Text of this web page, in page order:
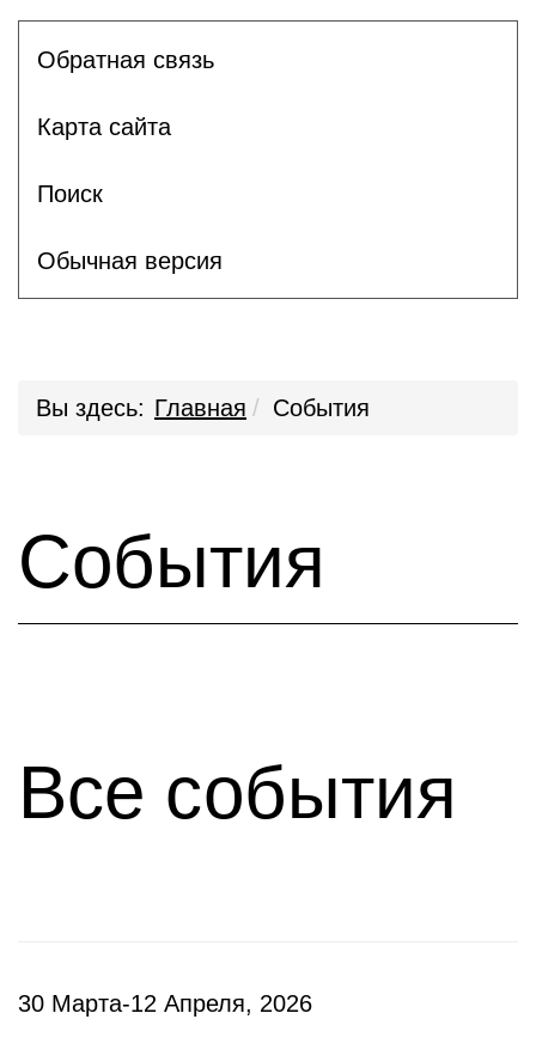
Обратная связь
Карта сайта
Поиск
Обычная версия
Вы здесь: Главная События
События
Все события
30 Марта-12 Апреля, 2026